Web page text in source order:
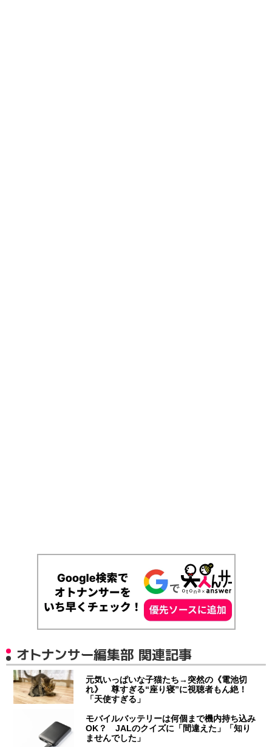
オトナンサー編集部 関連記事
元気いっぱいな子猫たち→突然の《電池切
れ》 尊すぎる“座り寝”に視聴者もん絶！
「天使すぎる」
モバイルバッテリーは何個まで機内持ち込み
OK？ JALのクイズに「間違えた」「知り
ませんでした」